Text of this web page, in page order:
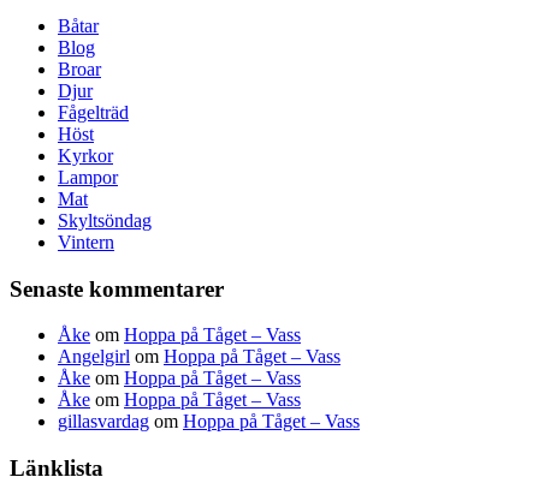
Båtar
Blog
Broar
Djur
Fågelträd
Höst
Kyrkor
Lampor
Mat
Skyltsöndag
Vintern
Senaste kommentarer
Åke om Hoppa på Tåget – Vass
Angelgirl om Hoppa på Tåget – Vass
Åke om Hoppa på Tåget – Vass
Åke om Hoppa på Tåget – Vass
gillasvardag om Hoppa på Tåget – Vass
Länklista